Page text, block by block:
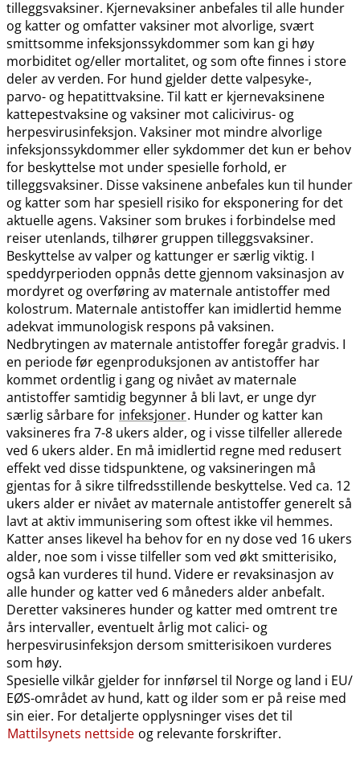
tilleggsvaksiner. Kjernevaksiner anbefales til alle hunder
og katter og omfatter vaksiner mot alvorlige, svært
smittsomme infeksjonssykdommer som kan gi høy
morbiditet og​/​eller mortalitet, og som ofte finnes i store
deler av verden. For hund gjelder dette valpesyke-,
parvo- og hepatittvaksine. Til katt er kjernevaksinene
kattepestvaksine og vaksiner mot calicivirus- og
herpesvirusinfeksjon. Vaksiner mot mindre alvorlige
infeksjonssykdommer eller sykdommer det kun er behov
for beskyttelse mot under spesielle forhold, er
tilleggsvaksiner. Disse vaksinene anbefales kun til hunder
og katter som har spesiell risiko for eksponering for det
aktuelle agens. Vaksiner som brukes i forbindelse med
reiser utenlands, tilhører gruppen tilleggsvaksiner.
Beskyttelse av valper og kattunger er særlig viktig. I
speddyrperioden oppnås dette gjennom vaksinasjon av
mordyret og overføring av maternale antistoffer med
kolostrum. Maternale antistoffer kan imidlertid hemme
adekvat immunologisk respons på vaksinen.
Nedbrytingen av maternale antistoffer foregår gradvis. I
en periode før egenproduksjonen av antistoffer har
kommet ordentlig i gang og nivået av maternale
antistoffer samtidig begynner å bli lavt, er unge dyr
særlig sårbare for infeksjoner. Hunder og katter kan
vaksineres fra 7-8 ukers alder, og i visse tilfeller allerede
ved 6 ukers alder. En må imidlertid regne med redusert
effekt ved disse tidspunktene, og vaksineringen må
gjentas for å sikre tilfredsstillende beskyttelse. Ved ca. 12
ukers alder er nivået av maternale antistoffer generelt så
lavt at aktiv immunisering som oftest ikke vil hemmes.
Katter anses likevel ha behov for en ny dose ved 16 ukers
alder, noe som i visse tilfeller som ved økt smitterisiko,
også kan vurderes til hund. Videre er revaksinasjon av
alle hunder og katter ved 6 måneders alder anbefalt.
Deretter vaksineres hunder og katter med omtrent tre
års intervaller, eventuelt årlig mot calici- og
herpesvirusinfeksjon dersom smitterisikoen vurderes
som høy.
Spesielle vilkår gjelder for innførsel til Norge og land i EU​/​
EØS-området av hund, katt og ilder som er på reise med
sin eier. For detaljerte opplysninger vises det til
Mattilsynets nettside og relevante forskrifter.